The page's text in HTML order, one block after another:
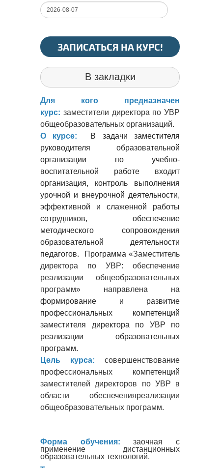
ЗАПИСАТЬСЯ НА КУРС!
В закладки
Для кого предназначен
курс: заместители директора по УВР
общеобразовательных организаций.
О курсе:
В задачи заместителя
руководителя образовательной
организации по учебно-
воспитательной работе входит
организация, контроль выполнения
урочной и внеурочной деятельности,
эффективной и слаженной работы
сотрудников, обеспечение
методического сопровождения
образовательной деятельности
педагогов. Программа «Заместитель
директора по УВР: обеспечение
реализации общеобразовательных
программ» направлена на
формирование и развитие
профессиональных компетенций
заместителя директора по УВР по
реализации образовательных
программ.
Цель курса:
совершенствование
профессиональных компетенций
заместителей директоров по УВР в
области обеспеченияреализации
общеобразовательных программ.
Форма обучения: заочная с
применение дистанционных
образовательных технологий.